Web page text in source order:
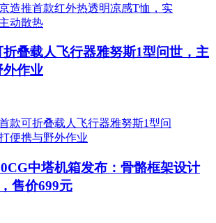
叠载人飞行器雅努斯1型问世，主
外作业
中塔机箱发布：骨骼框架设计
售价699元